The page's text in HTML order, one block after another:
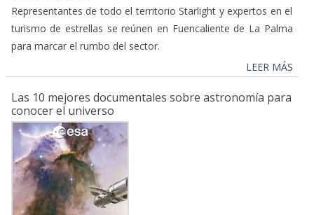
Representantes de todo el territorio Starlight y expertos en el
turismo de estrellas se reúnen en Fuencaliente de La Palma
para marcar el rumbo del sector.
LEER MÁS
Las 10 mejores documentales sobre astronomía para
conocer el universo